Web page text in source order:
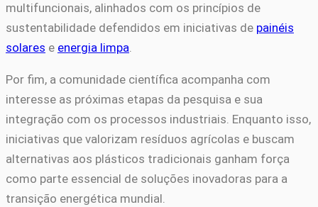
multifuncionais, alinhados com os princípios de
sustentabilidade defendidos em iniciativas de painéis
solares e energia limpa.
Por fim, a comunidade científica acompanha com
interesse as próximas etapas da pesquisa e sua
integração com os processos industriais. Enquanto isso,
iniciativas que valorizam resíduos agrícolas e buscam
alternativas aos plásticos tradicionais ganham força
como parte essencial de soluções inovadoras para a
transição energética mundial.